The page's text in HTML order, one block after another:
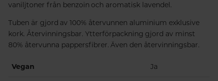
vaniljtoner från benzoin och aromatisk lavendel.
Tuben är gjord av 100% återvunnen aluminium exklusive
kork. Återvinningsbar. Ytterförpackning gjord av minst
80% återvunna pappersfibrer. Även den återvinningsbar.
Vegan Ja